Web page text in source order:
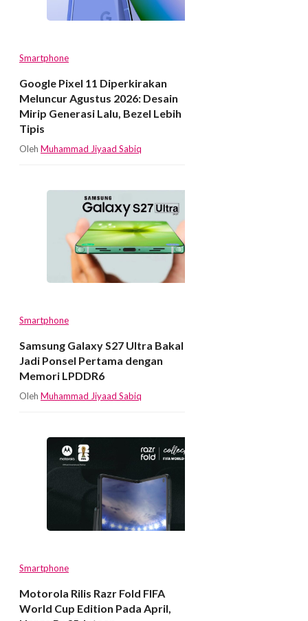
Smartphone
Google Pixel 11 Diperkirakan
Meluncur Agustus 2026: Desain
Mirip Generasi Lalu, Bezel Lebih
Tipis
Oleh Muhammad Jiyaad Sabiq
Smartphone
Samsung Galaxy S27 Ultra Bakal
Jadi Ponsel Pertama dengan
Memori LPDDR6
Oleh Muhammad Jiyaad Sabiq
Smartphone
Motorola Rilis Razr Fold FIFA
World Cup Edition Pada April,